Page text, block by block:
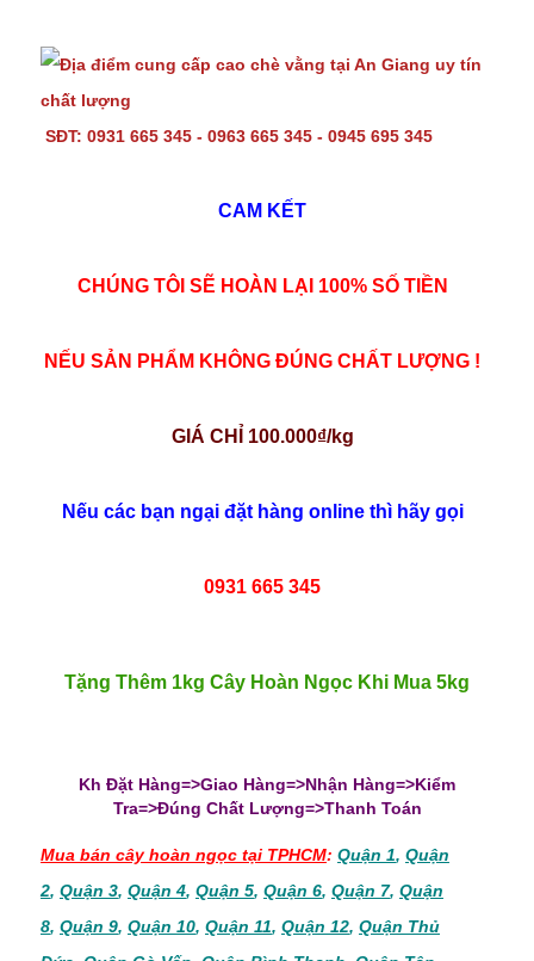
SĐT: 0931 665 345 - 0963 665 345 - 0945 695 345
CAM KẾT
CHÚNG TÔI SẼ HOÀN LẠI 100% SỐ TIỀN
NẾU SẢN PHẨM KHÔNG ĐÚNG CHẤT LƯỢNG !
GIÁ CHỈ 100.000₫/kg
Nếu các bạn ngại đặt hàng online thì hãy gọi
0931 665 345
Tặng Thêm 1kg Cây Hoàn Ngọc Khi Mua 5kg
Kh Đặt Hàng=>Giao Hàng=>Nhận Hàng=>Kiểm
Tra=>Đúng Chất Lượng=>Thanh Toán
Mua bán cây hoàn ngọc tại TPHCM: Quận 1, Quận
2, Quận 3, Quận 4, Quận 5, Quận 6, Quận 7, Quận
8, Quận 9, Quận 10, Quận 11, Quận 12, Quận Thủ